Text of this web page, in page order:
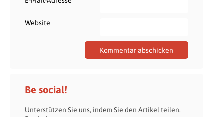
Website
Be social!
Unterstützen Sie uns, indem Sie den Artikel teilen.